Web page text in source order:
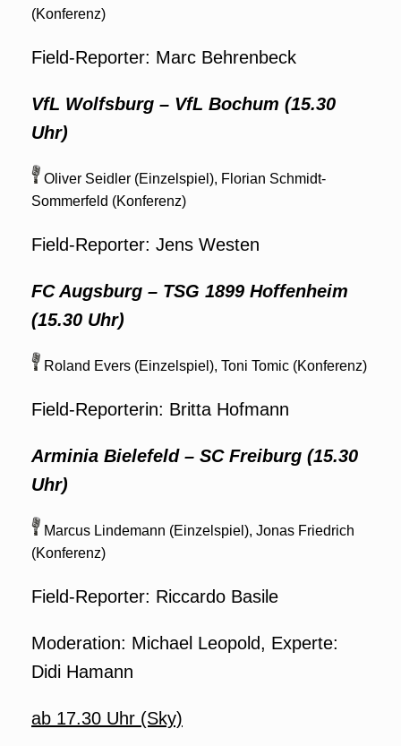
(Konferenz)
Field-Reporter: Marc Behrenbeck
VfL Wolfsburg – VfL Bochum (15.30
Uhr)
Oliver Seidler (Einzelspiel), Florian Schmidt-
Sommerfeld (Konferenz)
Field-Reporter: Jens Westen
FC Augsburg – TSG 1899 Hoffenheim
(15.30 Uhr)
Roland Evers (Einzelspiel), Toni Tomic (Konferenz)
Field-Reporterin: Britta Hofmann
Arminia Bielefeld – SC Freiburg (15.30
Uhr)
Marcus Lindemann (Einzelspiel), Jonas Friedrich
(Konferenz)
Field-Reporter: Riccardo Basile
Moderation: Michael Leopold, Experte:
Didi Hamann
ab 17.30 Uhr (Sky)